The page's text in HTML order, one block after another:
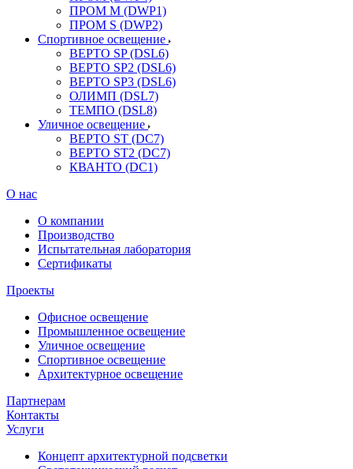
ПРОМ M (DWP1)
ПРОМ S (DWP2)
Спортивное освещение
ВЕРТО SP (DSL6)
ВЕРТО SP2 (DSL6)
ВЕРТО SP3 (DSL6)
ОЛИМП (DSL7)
ТЕМПО (DSL8)
Уличное освещение
ВЕРТО ST (DC7)
ВЕРТО ST2 (DC7)
КВАНТО (DC1)
О нас
О компании
Производство
Испытательная лаборатория
Сертификаты
Проекты
Офисное освещение
Промышленное освещение
Уличное освещение
Спортивное освещение
Архитектурное освещение
Партнерам
Контакты
Услуги
Концепт архитектурной подсветки